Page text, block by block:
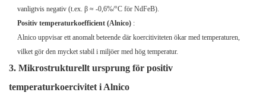
vanligtvis negativ (t.ex. β ≈ -0,6%/°C för NdFeB).
Positiv temperaturkoefficient (Alnico) :
Alnico uppvisar ett anomalt beteende där koercitiviteten ökar med temperaturen,
vilket gör den mycket stabil i miljöer med hög temperatur.
3. Mikrostrukturellt ursprung för positiv
temperaturkoercivitet i Alnico